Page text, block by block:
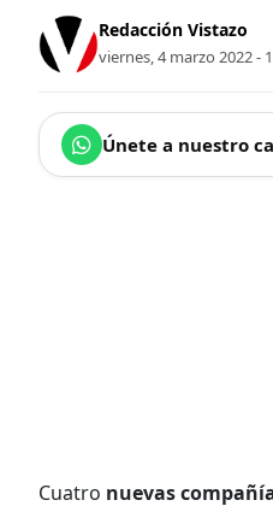
Redacción Vistazo
viernes, 4 marzo 2022 -
Únete a nuestro
Cuatro nuevas